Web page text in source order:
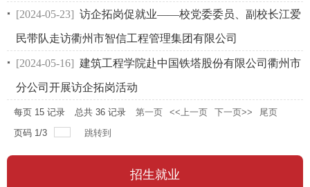
[2024-05-23] 访企拓岗促就业——校党委委员、副校长江爱
民带队走访衢州市智信工程管理集团有限公司
[2024-05-16] 建筑工程学院赴中国铁塔股份有限公司衢州市
分公司开展访企拓岗活动
每页 15 记录 总共 36 记录 第一页 <<上一页 下一页>>
尾页
页码 1/3 跳转到
招生就业